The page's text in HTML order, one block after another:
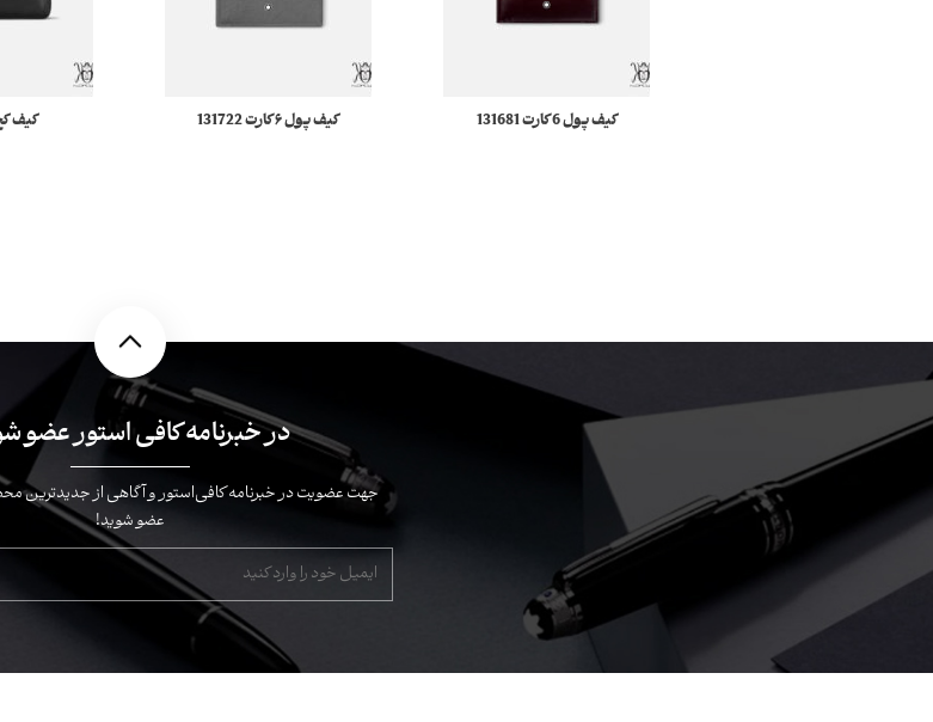
کیف پول 6 کارت 131681
کیف پول ۶ کارت 131722
در خبرنامه کافی استور عضو
جهت عضویت در خبرنامه کافی‌استور و آگاهی از جدیدترین
عضو شوید!